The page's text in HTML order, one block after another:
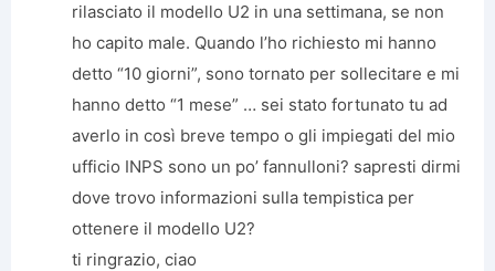
rilasciato il modello U2 in una settimana, se non
ho capito male. Quando l’ho richiesto mi hanno
detto “10 giorni”, sono tornato per sollecitare e mi
hanno detto “1 mese” … sei stato fortunato tu ad
averlo in così breve tempo o gli impiegati del mio
ufficio INPS sono un po’ fannulloni? sapresti dirmi
dove trovo informazioni sulla tempistica per
ottenere il modello U2?
ti ringrazio, ciao